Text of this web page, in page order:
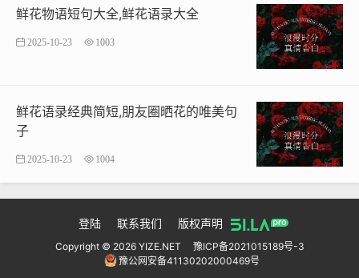
过鲜花物语，我们可以更好地表达情感、传递信息，也可
以更好地理解和欣赏自然之美和艺术之美。
鲜花物语大全 鲜花物语短句
鲜花物语短句大全,鲜花语录大全
2025-10-23 1003
鲜花语录经典简短,朋友圈晒花的唯美句
子
2025-10-23 1004
登陆 联系我们 版权声明
Copyright © 2026 YIZE.NET
豫ICP备2021015189号-3
豫公网安备41130202000469号